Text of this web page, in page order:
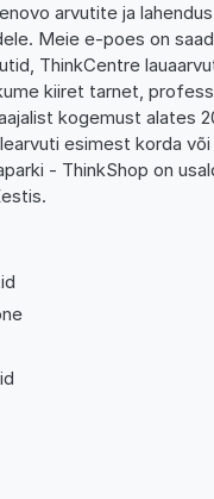
arvutite ja
Meie e-poes on
ThinkCentre
kiiret tarnet,
kogemust alates
esimest korda või
- ThinkShop on